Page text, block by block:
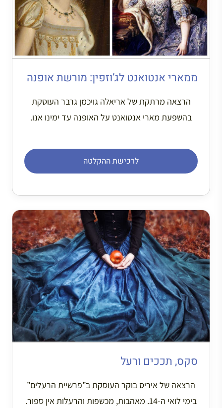
ממארי אנטואנט לג’וזפין: מורשת אופנה
הרצאה מרתקת של אריאלה גויכמן גרבר העוסקת
בהשפעת מארי אנטואנט על האופנה עד ימינו אנו.
לרכישת ההקלטה
סקס, תככים ורעל
הרצאה של איריס בוקר העוסקת ב”פרשיית הרעלים”
בימי לואי ה-14. מאהבות, מכשפות והרעלות אין ספור.